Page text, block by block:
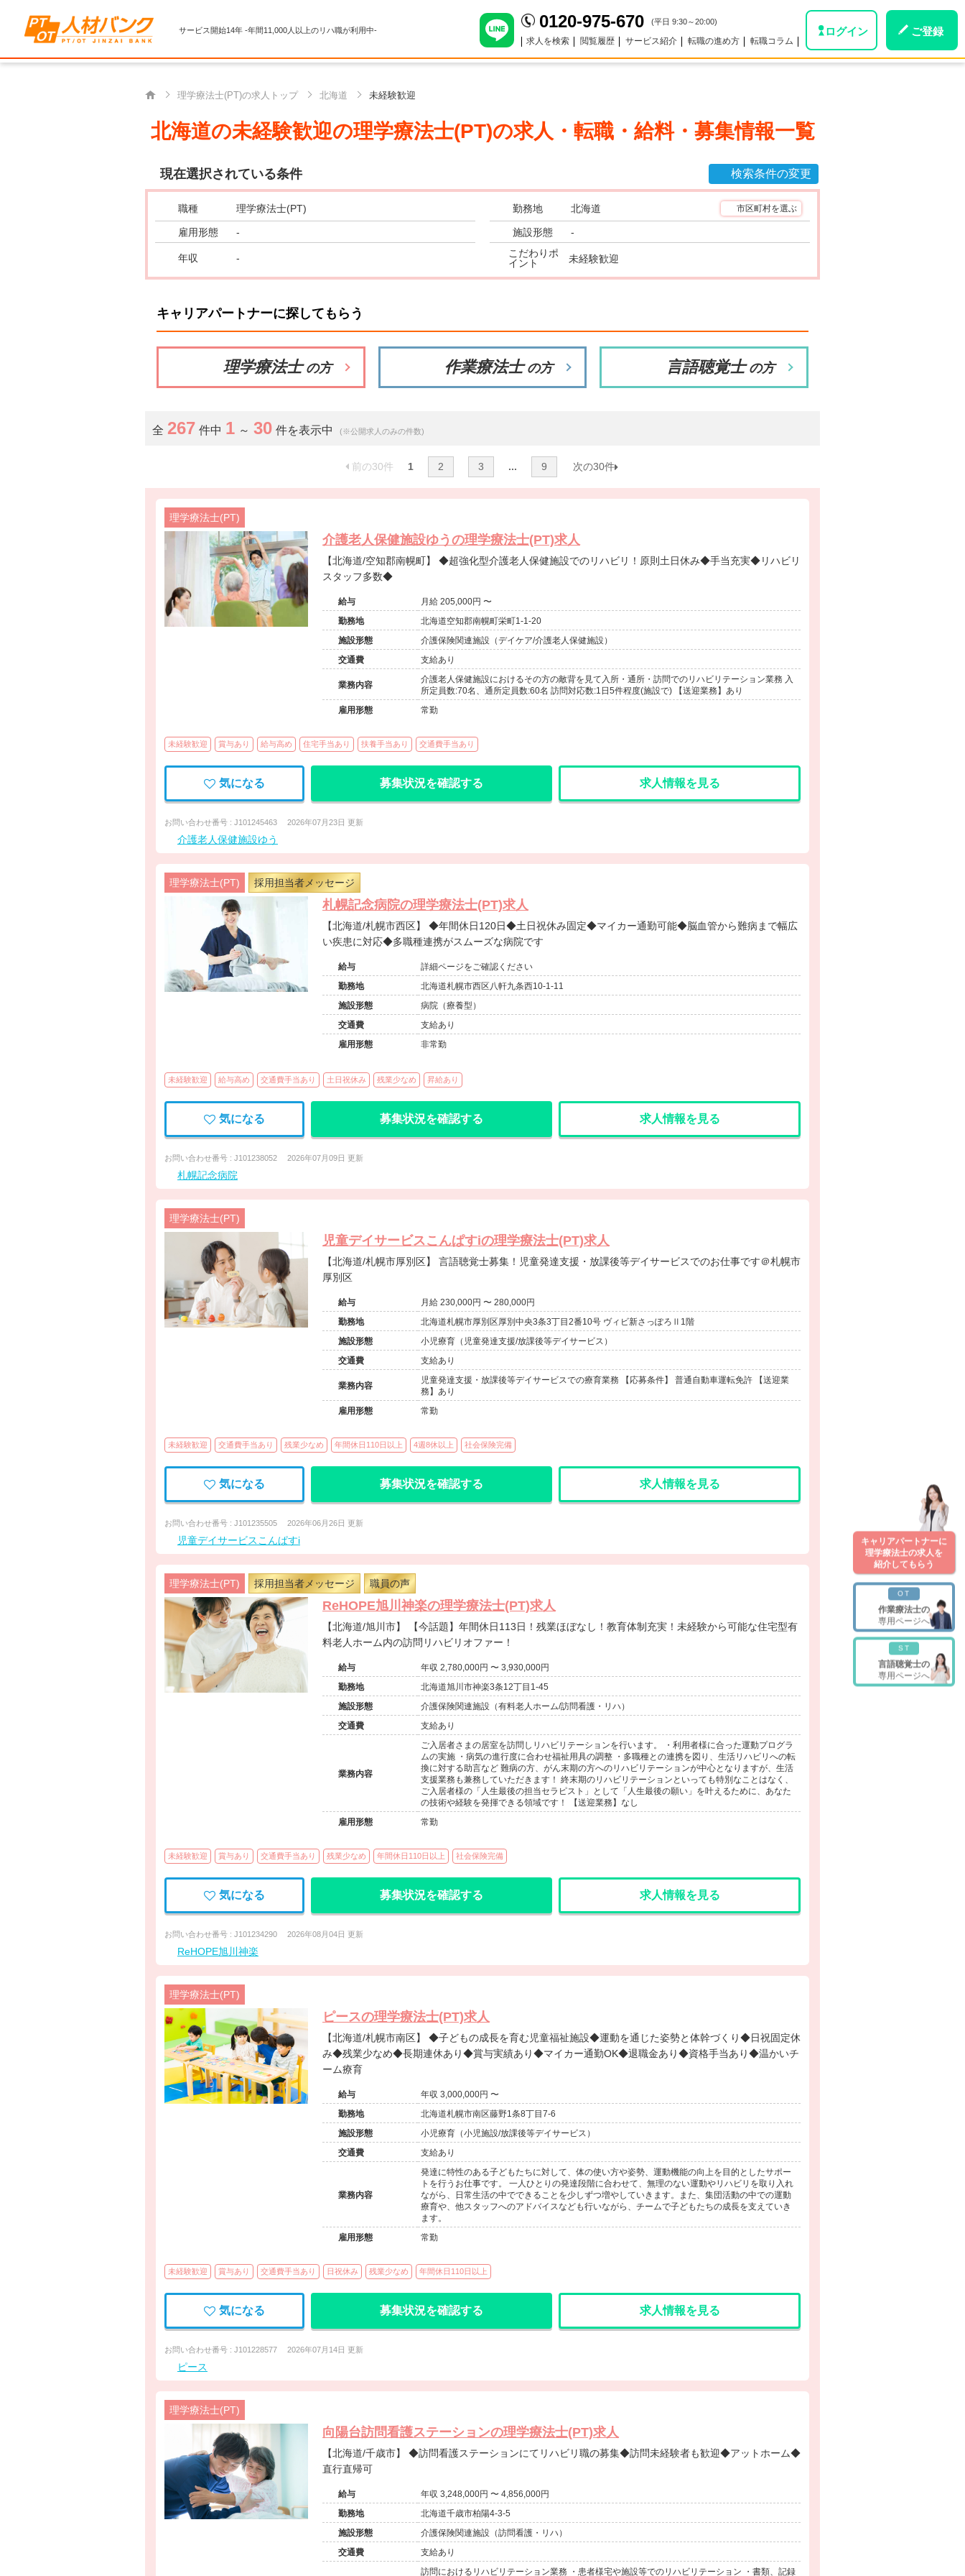
サービス開始14年 -年間11,000人以上のリハ職が利用中- 0120-975-670 (平日 9:30～20:00)
求人を検索 閲覧履歴 サービス紹介 転職の進め方 転職コラム
ログイン ご登録
理学療法士(PT)の求人トップ 北海道 未経験歓迎
北海道の未経験歓迎の理学療法士(PT)の求人・転職・給料・募集情報一覧
現在選択されている条件 検索条件の変更
職種 理学療法士(PT) 勤務地 北海道 市区町村を選ぶ
雇用形態 - 施設形態 -
年収 -
こだわりポ
イント
未経験歓迎
キャリアパートナーに探してもらう
理学療法士 の方 作業療法士 の方 言語聴覚士 の方
全 267 件中 1 ～ 30 件を表示中 (※公開求人のみの件数)
前の30件 1 2 3 ... 9 次の30件
理学療法士(PT)
介護老人保健施設ゆうの理学療法士(PT)求人
【北海道/空知郡南幌町】 ◆超強化型介護老人保健施設でのリハビリ！原則土日休み◆手当充実◆リハビリ
スタッフ多数◆
給与
月給 205,000円 〜
勤務地
北海道空知郡南幌町栄町1-1-20
施設形態
介護保険関連施設（デイケア/介護老人保健施設）
交通費
支給あり
業務内容
介護老人保健施設におけるその方の敵背を見て入所・通所・訪問でのリハビリテーション業務 入
所定員数:70名、通所定員数:60名 訪問対応数:1日5件程度(施設で) 【送迎業務】あり
雇用形態
常勤
未経験歓迎 賞与あり 給与高め 住宅手当あり 扶養手当あり 交通費手当あり
気になる 募集状況を確認する 求人情報を見る
お問い合わせ番号 : J101245463 2026年07月23日 更新
介護老人保健施設ゆう
理学療法士(PT) 採用担当者メッセージ
札幌記念病院の理学療法士(PT)求人
【北海道/札幌市西区】 ◆年間休日120日◆土日祝休み固定◆マイカー通勤可能◆脳血管から難病まで幅広
い疾患に対応◆多職種連携がスムーズな病院です
給与
詳細ページをご確認ください
勤務地
北海道札幌市西区八軒九条西10-1-11
施設形態
病院（療養型）
交通費
支給あり
雇用形態
非常勤
未経験歓迎 給与高め 交通費手当あり 土日祝休み 残業少なめ 昇給あり
気になる 募集状況を確認する 求人情報を見る
お問い合わせ番号 : J101238052 2026年07月09日 更新
札幌記念病院
理学療法士(PT)
児童デイサービスこんぱすiの理学療法士(PT)求人
【北海道/札幌市厚別区】 言語聴覚士募集！児童発達支援・放課後等デイサービスでのお仕事です＠札幌市
厚別区
給与
月給 230,000円 〜 280,000円
勤務地
北海道札幌市厚別区厚別中央3条3丁目2番10号 ヴィビ新さっぽろⅡ1階
施設形態
小児療育（児童発達支援/放課後等デイサービス）
交通費
支給あり
業務内容
児童発達支援・放課後等デイサービスでの療育業務 【応募条件】 普通自動車運転免許 【送迎業
務】あり
雇用形態
常勤
未経験歓迎 交通費手当あり 残業少なめ 年間休日110日以上 4週8休以上 社会保険完備
気になる 募集状況を確認する 求人情報を見る
お問い合わせ番号 : J101235505 2026年06月26日 更新
児童デイサービスこんぱすi
理学療法士(PT) 採用担当者メッセージ 職員の声
ReHOPE旭川神楽の理学療法士(PT)求人
【北海道/旭川市】 【今話題】年間休日113日！残業ほぼなし！教育体制充実！未経験から可能な住宅型有
料老人ホーム内の訪問リハビリオファー！
給与
年収 2,780,000円 〜 3,930,000円
勤務地
北海道旭川市神楽3条12丁目1-45
施設形態
介護保険関連施設（有料老人ホーム/訪問看護・リハ）
交通費
支給あり
業務内容
ご入居者さまの居室を訪問しリハビリテーションを行います。 ・利用者様に合った運動プログラ
ムの実施 ・病気の進行度に合わせ福祉用具の調整 ・多職種との連携を図り、生活リハビリへの転
換に対する助言など 難病の方、がん末期の方へのリハビリテーションが中心となりますが、生活
支援業務も兼務していただきます！ 終末期のリハビリテーションといっても特別なことはなく、
ご入居者様の「人生最後の担当セラピスト」として「人生最後の願い」を叶えるために、あなた
の技術や経験を発揮できる領域です！ 【送迎業務】なし
雇用形態
常勤
未経験歓迎 賞与あり 交通費手当あり 残業少なめ 年間休日110日以上 社会保険完備
気になる 募集状況を確認する 求人情報を見る
お問い合わせ番号 : J101234290 2026年08月04日 更新
ReHOPE旭川神楽
理学療法士(PT)
ピースの理学療法士(PT)求人
【北海道/札幌市南区】 ◆子どもの成長を育む児童福祉施設◆運動を通じた姿勢と体幹づくり◆日祝固定休
み◆残業少なめ◆長期連休あり◆賞与実績あり◆マイカー通勤OK◆退職金あり◆資格手当あり◆温かいチ
ーム療育
給与
年収 3,000,000円 〜
勤務地
北海道札幌市南区藤野1条8丁目7-6
施設形態
小児療育（小児施設/放課後等デイサービス）
交通費
支給あり
業務内容
発達に特性のある子どもたちに対して、体の使い方や姿勢、運動機能の向上を目的としたサポー
トを行うお仕事です。 一人ひとりの発達段階に合わせて、無理のない運動やリハビリを取り入れ
ながら、日常生活の中でできることを少しずつ増やしていきます。また、集団活動の中での運動
療育や、他スタッフへのアドバイスなども行いながら、チームで子どもたちの成長を支えていき
ます。
雇用形態
常勤
未経験歓迎 賞与あり 交通費手当あり 日祝休み 残業少なめ 年間休日110日以上
気になる 募集状況を確認する 求人情報を見る
お問い合わせ番号 : J101228577 2026年07月14日 更新
ピース
理学療法士(PT)
向陽台訪問看護ステーションの理学療法士(PT)求人
【北海道/千歳市】 ◆訪問看護ステーションにてリハビリ職の募集◆訪問未経験者も歓迎◆アットホーム◆
直行直帰可
給与
年収 3,248,000円 〜 4,856,000円
勤務地
北海道千歳市柏陽4-3-5
施設形態
介護保険関連施設（訪問看護・リハ）
交通費
支給あり
訪問におけるリハビリテーション業務 ・患者様宅や施設等でのリハビリテーション ・書類、記録
キャリアパートナーに
理学療法士の求人を
紹介してもらう
OT
作業療法士の
専用ページへ
ST
言語聴覚士の
専用ページへ